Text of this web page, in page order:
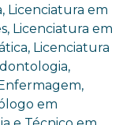
Licenciatura em
Licenciatura em
Licenciatura
em